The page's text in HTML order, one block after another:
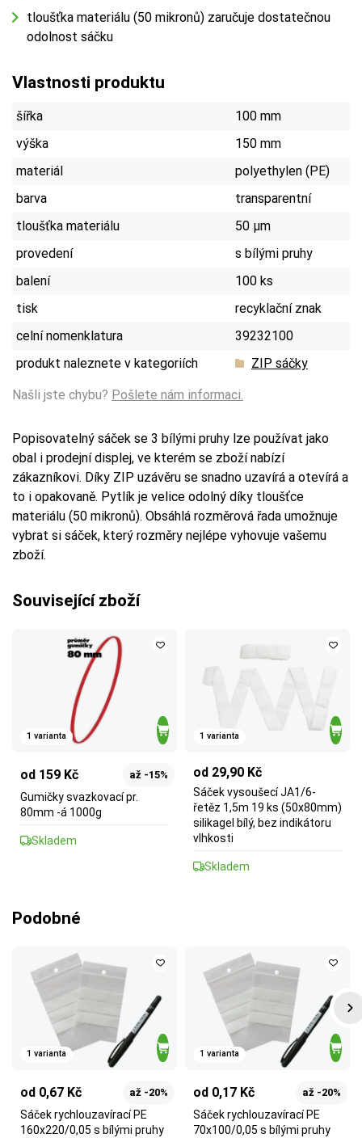
tloušťka materiálu (50 mikronů) zaručuje dostatečnou
odolnost sáčku
Vlastnosti produktu
šířka
100 mm
výška
150 mm
materiál
polyethylen (PE)
barva
transparentní
tloušťka materiálu
50 µm
provedení
s bílými pruhy
balení
100 ks
tisk
recyklační znak
celní nomenklatura
39232100
produkt naleznete v kategoriích
ZIP sáčky
Našli jste chybu? Pošlete nám informaci.
Popisovatelný sáček se 3 bílými pruhy lze používat jako
obal i prodejní displej, ve kterém se zboží nabízí
zákazníkovi. Díky ZIP uzávěru se snadno uzavírá a otevírá a
to i opakovaně. Pytlík je velice odolný díky tloušťce
materiálu (50 mikronů). Obsáhlá rozměrová řada umožnuje
vybrat si sáček, který rozměry nejlépe vyhovuje vašemu
zboží.
Související zboží
1 varianta
od 159 Kč až -15%
Gumičky svazkovací pr.
80mm -á 1000g
Skladem
1 varianta
od 29,90 Kč
Sáček vysoušecí JA1/6-
řetěz 1,5m 19 ks (50x80mm)
silikagel bílý, bez indikátoru
vlhkosti
Skladem
Podobné
1 varianta
od 0,67 Kč až -20%
Sáček rychlouzavírací PE
160x220/0,05 s bílými pruhy
1 varianta
od 0,17 Kč až -20%
Sáček rychlouzavírací PE
70x100/0,05 s bílými pruhy